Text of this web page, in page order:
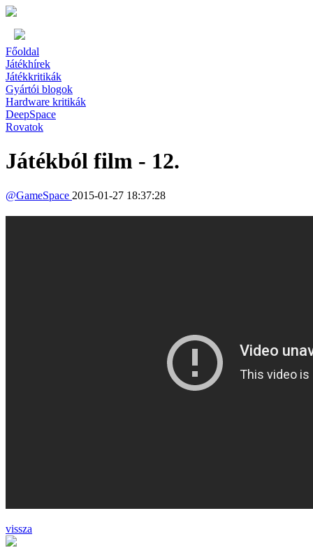
Főoldal
Játékhírek
Játékkritikák
Gyártói blogok
Hardware kritikák
DeepSpace
Rovatok
Játékból film - 12.
@GameSpace 2015-01-27 18:37:28
vissza